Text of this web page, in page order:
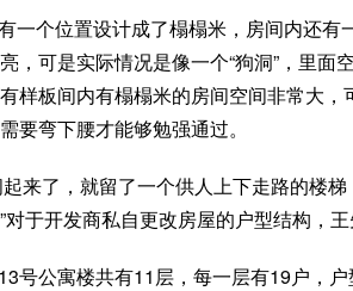
一个位置设计成了榻榻米，房间内还有
，可是实际情况是像一个“狗洞”，里面
样板间内有榻榻米的房间空间非常大，
要弯下腰才能够勉强通过。
来了，就留了一个供人上下走路的楼
于开发商私自更改房屋的户型结构，王
号公寓楼共有11层，每一层有19户，